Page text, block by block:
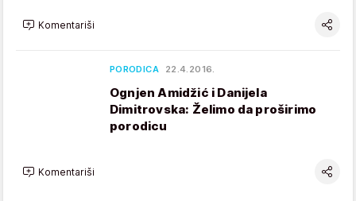
Komentariši
PORODICA 22.4.2016.
Ognjen Amidžić i Danijela
Dimitrovska: Želimo da proširimo
porodicu
Komentariši